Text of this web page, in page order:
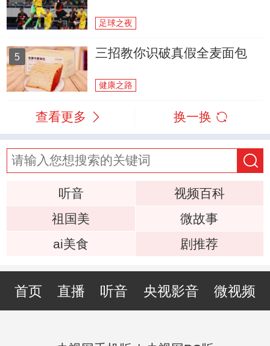
足球之夜
5 三招教你识破真假全麦面包
健康之路
查看更多 换一换
听音
视频百科
祖国美
微故事
ai美食
剧推荐
首页 直播 听音 央视影音 微视频